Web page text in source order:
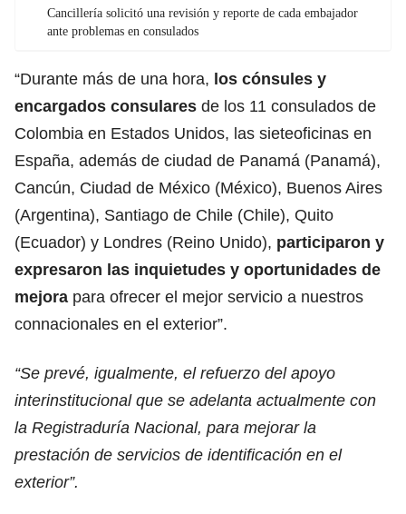
Cancillería solicitó una revisión y reporte de cada embajador
ante problemas en consulados
“Durante más de una hora, los cónsules y
encargados consulares de los 11 consulados de
Colombia en Estados Unidos, las sieteoficinas en
España, además de ciudad de Panamá (Panamá),
Cancún, Ciudad de México (México), Buenos Aires
(Argentina), Santiago de Chile (Chile), Quito
(Ecuador) y Londres (Reino Unido), participaron y
expresaron las inquietudes y oportunidades de
mejora para ofrecer el mejor servicio a nuestros
connacionales en el exterior”.
“Se prevé, igualmente, el refuerzo del apoyo
interinstitucional que se adelanta actualmente con
la Registraduría Nacional, para mejorar la
prestación de servicios de identificación en el
exterior”.